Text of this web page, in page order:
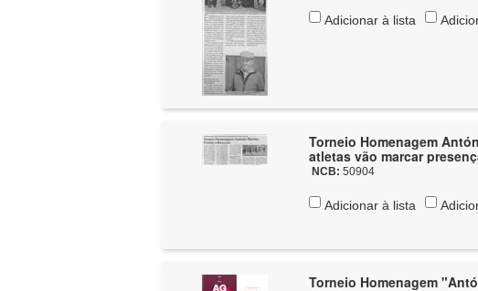
Adicionar à lista
Torneio Homenagem
atletas vão marcar
NCB:50904
Adicionar à lista
Torneio Homenagem